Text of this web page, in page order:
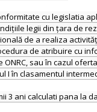
cu legislatia
legii din țara de
de a realiza
de atribuire cu
sau în cazul
I în clasamentul
3 ani calculati pana